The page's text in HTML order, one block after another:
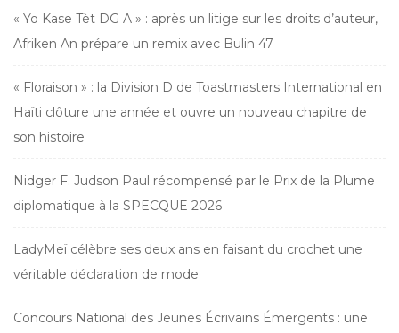
« Yo Kase Tèt DG A » : après un litige sur les droits d’auteur,
Afriken An prépare un remix avec Bulin 47
« Floraison » : la Division D de Toastmasters International en
Haïti clôture une année et ouvre un nouveau chapitre de
son histoire
Nidger F. Judson Paul récompensé par le Prix de la Plume
diplomatique à la SPECQUE 2026
LadyMeï célèbre ses deux ans en faisant du crochet une
véritable déclaration de mode
Concours National des Jeunes Écrivains Émergents : une